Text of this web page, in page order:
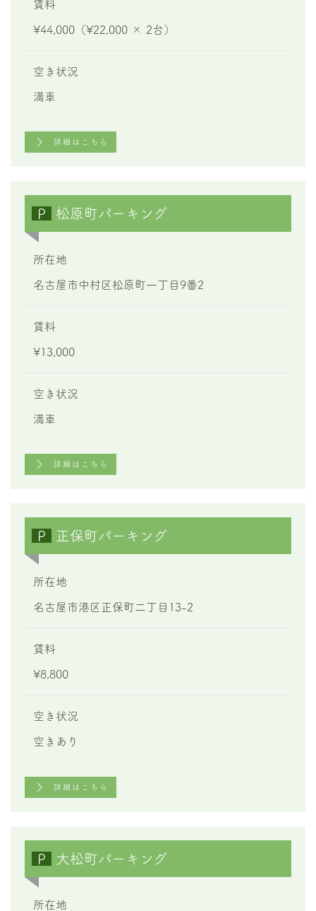
賃料
¥44,000（¥22,000 × 2台）
空き状況
満車
詳細はこちら
P 松原町パーキング
所在地
名古屋市中村区松原町一丁目 9番2
賃料
¥13,000
空き状況
満車
詳細はこちら
P 正保町パーキング
所在地
名古屋市港区正保町二丁目13-2
賃料
¥8,800
空き状況
空きあり
詳細はこちら
P 大松町パーキング
所在地